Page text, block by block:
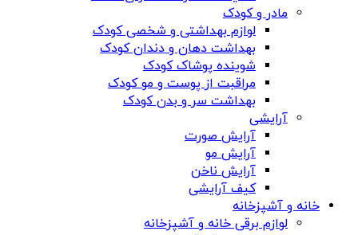
مادر و کودک
لوازم بهداشتی و شخصی کودک
بهداشت دهان و دندان کودک
شوینده پوشاک کودک
مراقبت از پوست و مو کودک
بهداشت سر و بدن کودک
آرایشی
آرایش صورت
آرایش مو
آرایش ناخن
کیف آرایشی
خانه و آشپزخانه
لوازم برقی خانه و آشپزخانه